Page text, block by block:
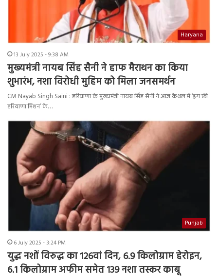
Haryana
13 July 2025 - 9:38 AM
मुख्यमंत्री नायब सिंह सैनी ने हाफ मैराथन का किया
शुभारंभ, नशा विरोधी मुहिम को मिला जनसमर्थन
CM Nayab Singh Saini : हरियाणा के मुख्यमंत्री नायब सिंह सैनी ने आज कैथल में ‘ड्रग फ्री
हरियाणा मिशन’ के…
Punjab
6 July 2025 - 3:24 PM
युद्ध नशों विरुद्ध का 126वां दिन, 6.9 किलोग्राम हेरोइन,
6.1 किलोग्राम अफीम समेत 139 नशा तस्कर काबू